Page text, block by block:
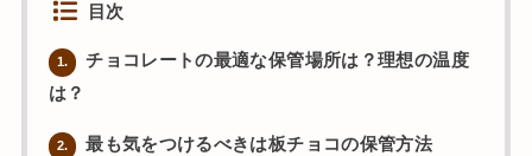
目次
1.
チョコレートの最適な保管場所は？理想の温度
は？
2. 最も気をつけるべきは板チョコの保管方法